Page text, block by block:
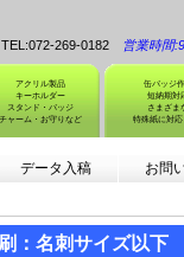
269-0182 営業時間
アクリル製品
キーホルダー
スタンド・バッジ
チャーム・お守りなど
缶バッジ
短納期対
さまざま
特殊紙に対応
データ入稿 お問
：名刺サイズ以下